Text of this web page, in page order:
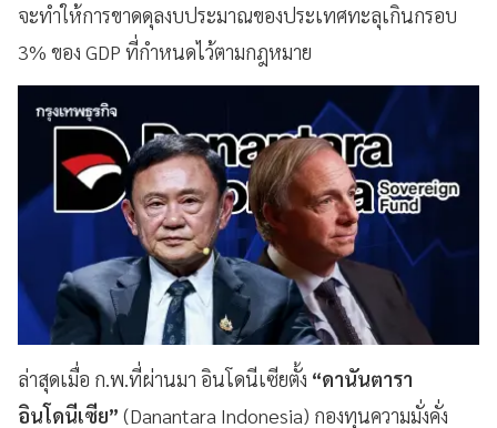
จะทำให้การขาดดุลงบประมาณของประเทศทะลุเกินกรอบ
3% ของ GDP ที่กำหนดไว้ตามกฎหมาย
ล่าสุดเมื่อ ก.พ.ที่ผ่านมา อินโดนีเซียตั้ง “ดานันตารา
อินโดนีเซีย” (Danantara Indonesia) กองทุนความมั่งคั่ง